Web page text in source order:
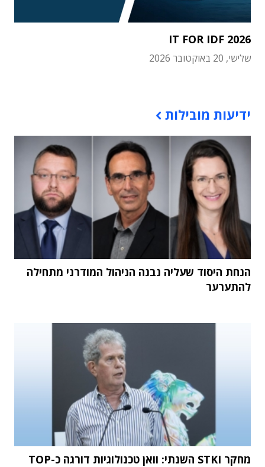
IT FOR IDF 2026
שלישי, 20 באוקטובר 2026
ידיעות מובילות
הנחת היסוד שעליה נבנה הניהול המודרני מתחילה
להתערער
מחקר STKI השנתי: וואן טכנולוגיות דורגה כ-TOP